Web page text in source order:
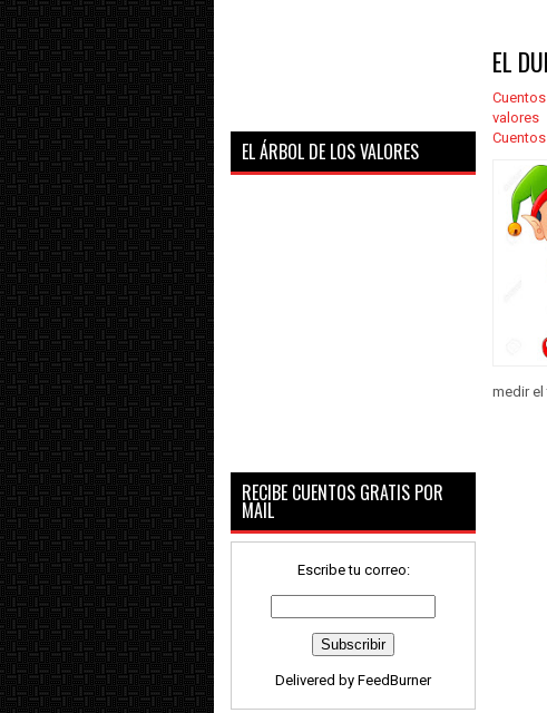
EL
valores
medir
EL ÁRBOL DE LOS VALORES
RECIBE CUENTOS GRATIS POR
MAIL
Escribe tu correo:
Delivered by FeedBurner